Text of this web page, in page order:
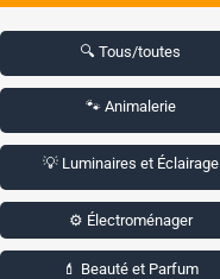
🔍 Tous/toutes
🐾 Animalerie
💡 Luminaires et Éclairage
⚙️ Électroménager
💄 Beauté et Parfum